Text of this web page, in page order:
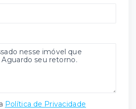
Política de Privacidade